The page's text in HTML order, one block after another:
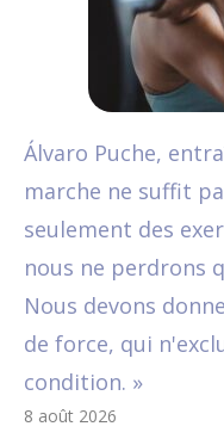
Álvaro Puche,
marche ne suffit
seulement des
nous ne perdrons
Nous devons
de force, qui
condition. »
8 août 2026